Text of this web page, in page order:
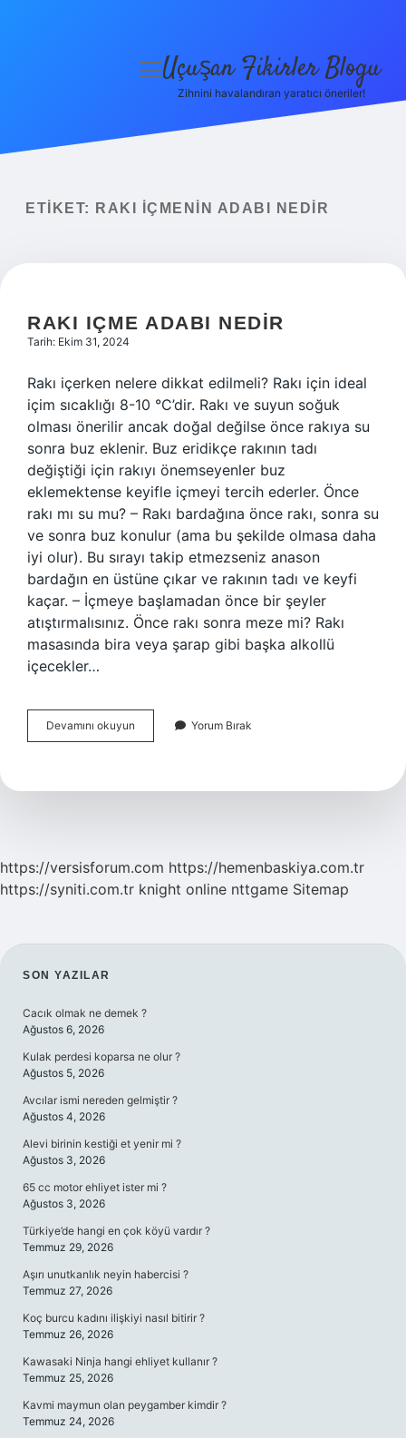
Yasal Uyarı
menüyü
Uçuşan Fikirler Blogu
Zihnini havalandıran yaratıcı öneriler!
ETIKET: RAKI IÇMENIN ADABI NEDIR
RAKI IÇME ADABI NEDIR
Tarih: Ekim 31, 2024
Rakı içerken nelere dikkat edilmeli? Rakı için ideal
içim sıcaklığı 8-10 °C’dir. Rakı ve suyun soğuk
olması önerilir ancak doğal değilse önce rakıya su
sonra buz eklenir. Buz eridikçe rakının tadı
değiştiği için rakıyı önemseyenler buz
eklemektense keyifle içmeyi tercih ederler. Önce
rakı mı su mu? – Rakı bardağına önce rakı, sonra su
ve sonra buz konulur (ama bu şekilde olmasa daha
iyi olur). Bu sırayı takip etmezseniz anason
bardağın en üstüne çıkar ve rakının tadı ve keyfi
kaçar. – İçmeye başlamadan önce bir şeyler
atıştırmalısınız. Önce rakı sonra meze mi? Rakı
masasında bira veya şarap gibi başka alkollü
içecekler…
Devamını okuyun
Içme
Yorum Bırak
https://versisforum.com https://hemenbaskiya.com.tr
https://syniti.com.tr knight online nttgame Sitemap
SIDEBAR
SON YAZILAR
Cacık olmak ne demek ?
Ağustos 6, 2026
Kulak perdesi koparsa ne olur ?
Ağustos 5, 2026
Avcılar ismi nereden gelmiştir ?
Ağustos 4, 2026
Alevi birinin kestiği et yenir mi ?
Ağustos 3, 2026
65 cc motor ehliyet ister mi ?
Ağustos 3, 2026
Türkiye’de hangi en çok köyü vardır ?
Temmuz 29, 2026
Aşırı unutkanlık neyin habercisi ?
Temmuz 27, 2026
Koç burcu kadını ilişkiyi nasıl bitirir ?
Temmuz 26, 2026
Kawasaki Ninja hangi ehliyet kullanır ?
Temmuz 25, 2026
Kavmi maymun olan peygamber kimdir ?
Temmuz 24, 2026